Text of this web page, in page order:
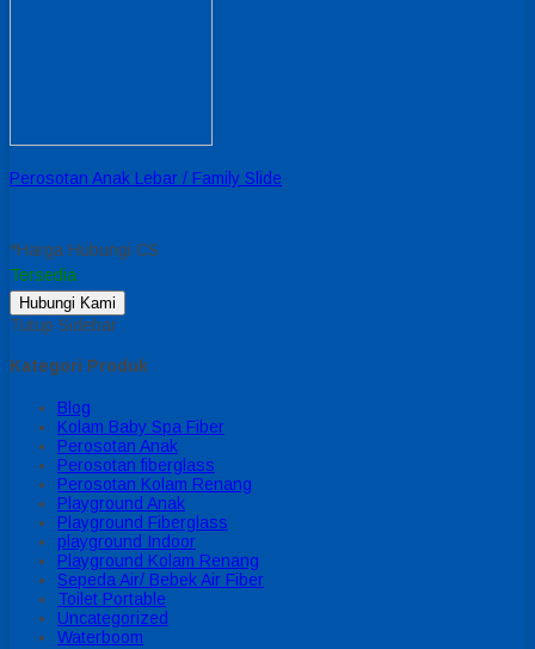
Perosotan Anak Lebar / Family Slide
*Harga Hubungi CS
Tersedia
Hubungi Kami
Tutup Sidebar
Kategori Produk
Blog
Kolam Baby Spa Fiber
Perosotan Anak
Perosotan fiberglass
Perosotan Kolam Renang
Playground Anak
Playground Fiberglass
playground Indoor
Playground Kolam Renang
Sepeda Air/ Bebek Air Fiber
Toilet Portable
Uncategorized
Waterboom